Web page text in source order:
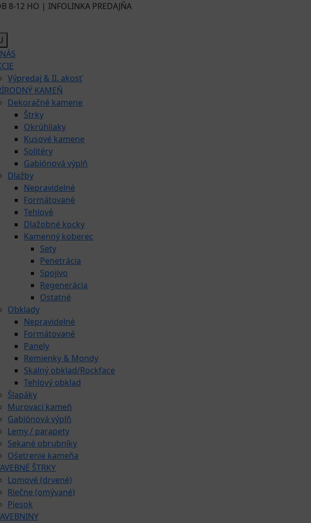
8-12 HO | INFOLINKA PREDAJŇA
Výpredaj & II. akosť
KAMEŇ
Dekoračné kamene
Štrky
Okrúhliaky
Kusové kamene
Solitéry
Gabiónová výplň
Dlažby
Nepravidelné
Formátované
Tehlové
Dlažobné kocky
Kamenný koberec
Sety
Penetrácia
Spojivo
Regenerácia
Ostatné
Obklady
Nepravidelné
Formátované
Panely
Remienky & Mondy
Skalný obklad/Rockface
Tehlový obklad
Šlapáky
Murovací kameň
Gabiónová výplň
Lemy / parapety
Sekané obrubníky
Ošetrenie kameňa
ŠTRKY
Lomové (drvené)
Riečne (omývané)
Piesok